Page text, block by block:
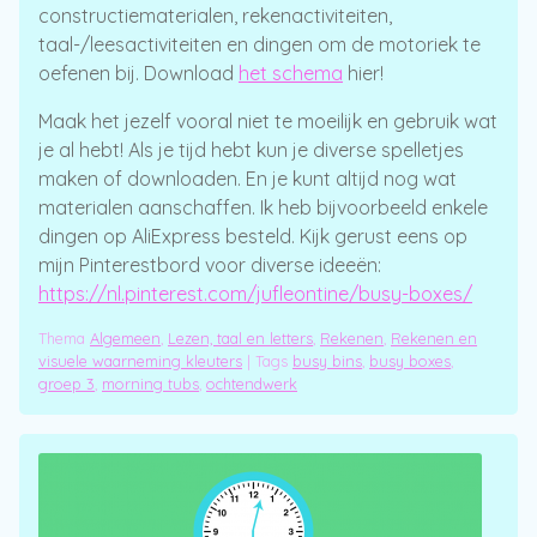
constructiematerialen, rekenactiviteiten,
taal-/leesactiviteiten en dingen om de motoriek te
oefenen bij. Download het schema hier!
Maak het jezelf vooral niet te moeilijk en gebruik wat
je al hebt! Als je tijd hebt kun je diverse spelletjes
maken of downloaden. En je kunt altijd nog wat
materialen aanschaffen. Ik heb bijvoorbeeld enkele
dingen op AliExpress besteld. Kijk gerust eens op
mijn Pinterestbord voor diverse ideeën:
https://nl.pinterest.com/jufleontine/busy-boxes/
Thema Algemeen Lezen, taal en letters Rekenen Rekenen en
visuele waarneming kleuters | Tags busy bins busy boxes
groep 3 morning tubs ochtendwerk